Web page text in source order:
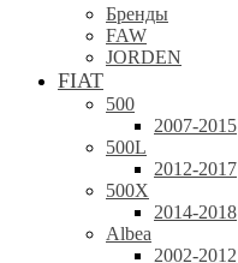
Бренды
FAW
JORDEN
FIAT
500
2007-2015
500L
2012-2017
500X
2014-2018
Albea
2002-2012